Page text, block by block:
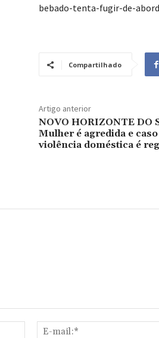
bebado-tenta-fugir-de-
Compartilhado
Artigo anterior
NOVO HORIZONTE DO
Mulher é agredida e
violência doméstica é
Nome:*